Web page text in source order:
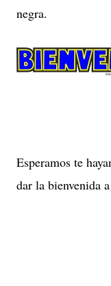
negra.
Esperamos te
dar la bienvenida a